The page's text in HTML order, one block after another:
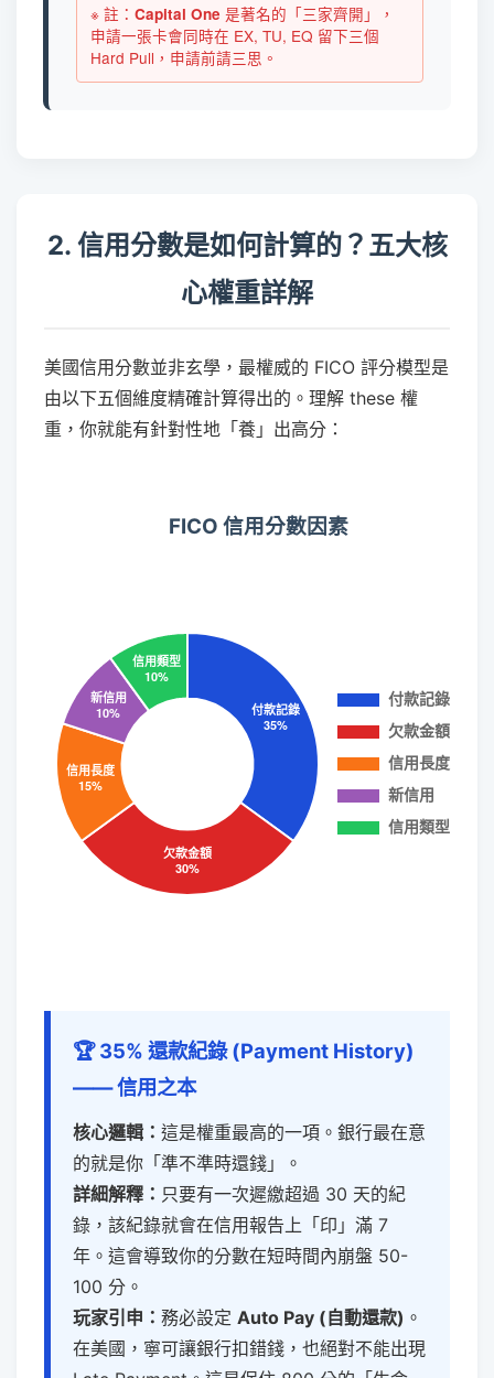
※ 註： Capital One 是著名的「三家齊開」，
申請一張卡會同時在 EX, TU, EQ 留下三個
Hard Pull，申請前請三思。
2. 信用分數是如何計算的？五大核
心權重詳解
美國信用分數並非玄學，最權威的 FICO 評分模型是
由以下五個維度精確計算得出的。理解 these 權
重，你就能有針對性地「養」出高分：
FICO 信用分數因素
🏆 35% 還款紀錄 (Payment History)
—— 信用之本
核心邏輯： 這是權重最高的一項。銀行最在意
的就是你「準不準時還錢」。
詳細解釋： 只要有一次遲繳超過 30 天的紀
錄，該紀錄就會在信用報告上「印」滿 7
年。這會導致你的分數在短時間內崩盤 50-
100 分。
玩家引申： 務必設定 Auto Pay (自動還款) 。
在美國，寧可讓銀行扣錯錢，也絕對不能出現